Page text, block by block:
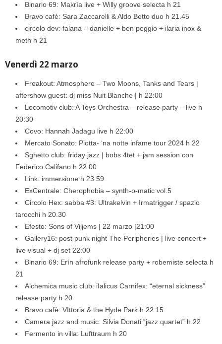
Binario 69: Makrìa live + Willy groove selecta h 21
Bravo cafè: Sara Zaccarelli & Aldo Betto duo h 21.45
circolo dev: falana – danielle + ben peggio + ilaria inox &
meth h 21
Venerdì 22 marzo
Freakout: Atmosphere – Two Moons, Tanks and Tears |
aftershow guest: dj miss Nuit Blanche | h 22:00
Locomotiv club: A Toys Orchestra – release party – live h
20:30
Covo: Hannah Jadagu live h 22:00
Mercato Sonato: Piotta- ‘na notte infame tour 2024 h 22
Sghetto club: friday jazz | bobs 4tet + jam session con
Federico Califano h 22:00
Link: immersione h 23.59
ExCentrale: Cherophobia – synth-o-matic vol.5
Circolo Hex: sabba #3: Ultrakelvin + Irmatrigger / spazio
tarocchi h 20.30
Efesto: Sons of Viljems | 22 marzo |21:00
Gallery16: post punk night The Peripheries | live concert +
live visual + dj set 22:00
Binario 69: Erín afrofunk release party + robemiste selecta h
21
Alchemica music club: iIalicus Carnifex: “eternal sickness”
release party h 20
Bravo cafè: VIttoria & the Hyde Park h 22.15
Camera jazz and music: Silvia Donati “jazz quartet” h 22
Fermento in villa: Lufttraum h 20